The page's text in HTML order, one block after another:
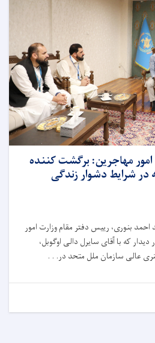
مهاجرین: برگشت کننده
شرایط دشوار زندگی
بنوری، رییس دفتر مقام وزارت امور
که با آقای سایرل دالی اوگوبل،
عالی سازمان ملل متحد در. . .